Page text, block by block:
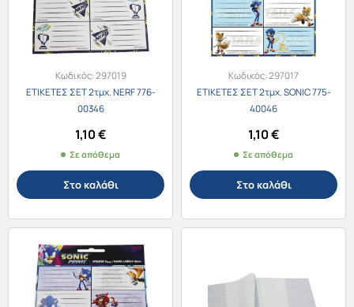
Κωδικός:297019
ΕΤΙΚΕΤΕΣ ΣΕΤ 2τμχ. NERF 776-
00346
1,10€
Σε απόθεμα
Στο καλάθι
Κωδικός:297017
ΕΤΙΚΕΤΕΣ ΣΕΤ 2τμχ. SONIC 775-
40046
1,10€
Σε απόθεμα
Στο καλάθι